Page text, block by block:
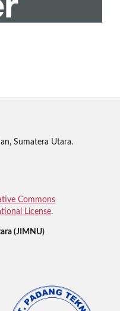
Sumatera Utara.
Commons
License.
(JIMNU)